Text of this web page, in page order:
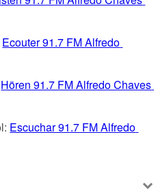
Ecouter 91.7 FM Alfredo
Hören 91.7 FM Alfredo Chaves
Escuchar 91.7 FM Alfredo